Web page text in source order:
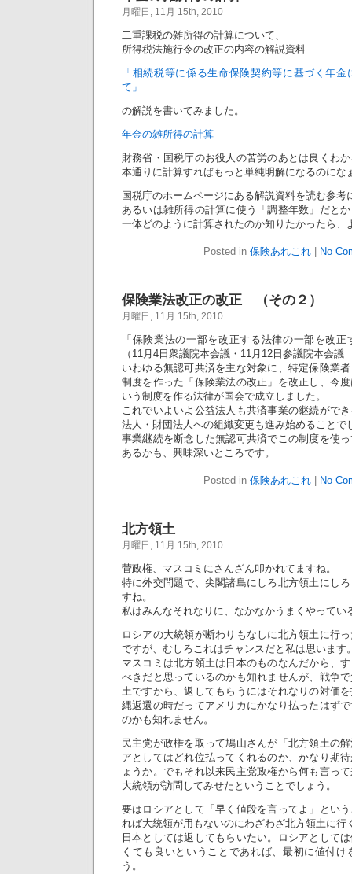
月曜日, 11月 15th, 2010
二重課税の雑所得の計算について、
所得税法施行令の改正の内容の解説資料
「相続税等に係る生命保険契約等に基づく年
て」
の解説を書いてみました。
年金の雑所得の計算
財務省・国税庁のお役人の苦労のあとは良くわ
本通りに計算すればもっと単純明解になるのにな
国税庁のホームページにある解説資料を読む参考
あるいは雑所得の計算に使う「調整年数」だと
一体どのように計算されたのか知りたかったら、
Posted in 保険あれこれ No
保険業法改正の改正 （その２）
月曜日, 11月 15th, 2010
「保険業法の一部を改正する法律の一部を改
（11月4日衆議院本会議・11月12日参議院本会
いわゆる無認可共済を主な対象に、特定保険業
制度を作った「保険業法の改正」を改正し、今
いう制度を作る法律が国会で成立しました。
これでいよいよ公益法人も共済事業の継続がで
法人・財団法人への組織変更も進み始めることで
事業継続を断念した無認可共済でこの制度を使
あるかも、興味深いところです。
Posted in 保険あれこれ No
北方領土
月曜日, 11月 15th, 2010
菅政権、マスコミにさんざん叩かれてますね。
特に外交問題で、尖閣諸島にしろ北方領土にし
すね。
私はみんなそれなりに、なかなかうまくやってい
ロシアの大統領が断わりもなしに北方領土に行
ですが、むしろこれはチャンスだと私は思います
マスコミは北方領土は日本のものなんだから、
べきだと思っているのかも知れませんが、戦争
土ですから、返してもらうにはそれなりの対価
縄返還の時だってアメリカにかなり払ったはず
のかも知れません。
民主党が政権を取って鳩山さんが「北方領土の
アとしてはどれ位払ってくれるのか、かなり期
ょうか。でもそれ以来民主党政権から何も言っ
大統領が訪問してみせたということでしょう。
要はロシアとして「早く値段を言ってよ」とい
れば大統領が用もないのにわざわざ北方領土に行
日本としては返してもらいたい。ロシアとして
くても良いということであれば、最初に値付
う。